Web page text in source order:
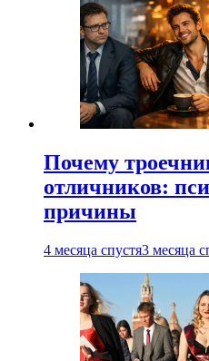
Почему
отличников:
причины
4 месяца спустя3 месяца